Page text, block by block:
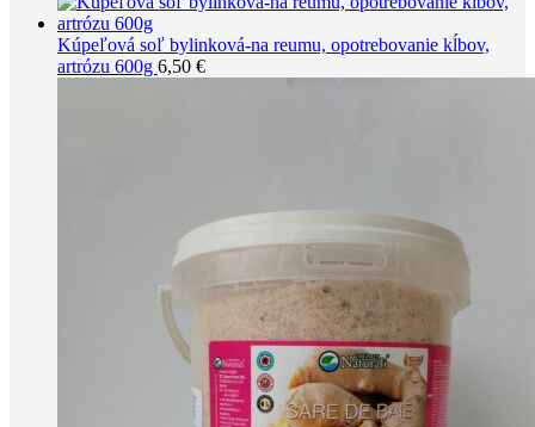
Kúpeľová soľ bylinková-na reumu, opotrebovanie kĺbov,
artrózu 600g 6,50 €